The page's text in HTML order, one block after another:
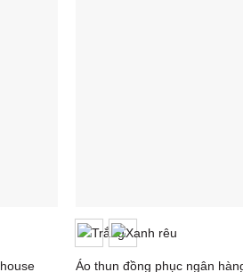
Áo thun đồng phục ngân